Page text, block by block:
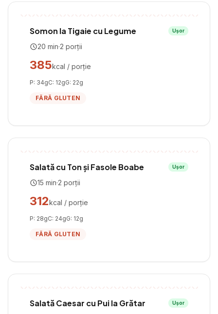
Somon la Tigaie cu Legume Ușor
20 min·2 porții
385kcal / porție
P: 34gC: 12gG: 22g
FĂRĂ GLUTEN
Salată cu Ton și Fasole Boabe Ușor
15 min·2 porții
312kcal / porție
P: 28gC: 24gG: 12g
FĂRĂ GLUTEN
Salată Caesar cu Pui la Grătar Ușor